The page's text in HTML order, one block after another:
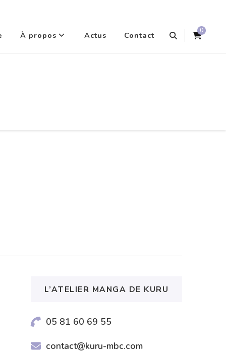
À propos Actus Contact 0
L’ATELIER MANGA DE KURU
05 81 60 69 55
contact@kuru-mbc.com